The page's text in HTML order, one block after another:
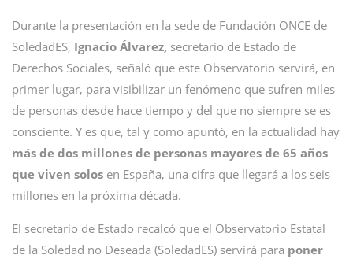
Durante la presentación en la sede de Fundación ONCE de
SoledadES, Ignacio Álvarez, secretario de Estado de
Derechos Sociales, señaló que este Observatorio servirá, en
primer lugar, para visibilizar un fenómeno que sufren miles
de personas desde hace tiempo y del que no siempre se es
consciente. Y es que, tal y como apuntó, en la actualidad hay
más de dos millones de personas mayores de 65 años
que viven solos en España, una cifra que llegará a los seis
millones en la próxima década.
El secretario de Estado recalcó que el Observatorio Estatal
de la Soledad no Deseada (SoledadES) servirá para poner